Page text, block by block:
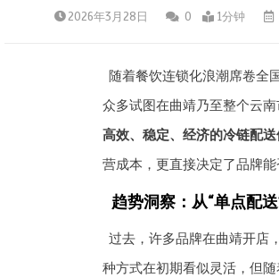
2026年3月28日 0 1分钟
随着餐饮连锁化浪潮席卷全
众多试图在曲靖乃至整个云
高效、稳定、经济的冷链配
营成本，更直接决定了品牌
趋势洞察：从“单点配
过去，许多品牌在曲靖开店
种方式在初期看似灵活，但